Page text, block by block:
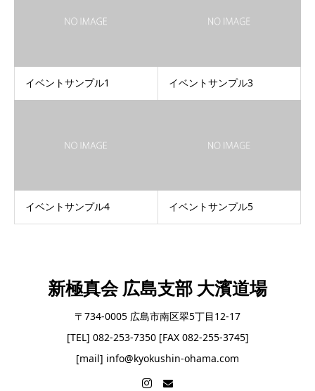
イベントサンプル1 イベントサンプル3
イベントサンプル4 イベントサンプル5
新極真会 広島支部 大濱道場
〒734-0005 広島市南区翠5丁目12-17
[TEL] 082-253-7350 [FAX 082-255-3745]
[mail] info@kyokushin-ohama.com